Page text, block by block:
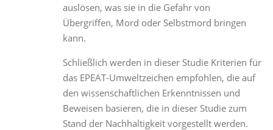
auslösen, was sie in die Gefahr von
Übergriffen, Mord oder Selbstmord bringen
kann.
Schließlich werden in dieser Studie Kriterien für
das EPEAT-Umweltzeichen empfohlen, die auf
den wissenschaftlichen Erkenntnissen und
Beweisen basieren, die in dieser Studie zum
Stand der Nachhaltigkeit vorgestellt werden.